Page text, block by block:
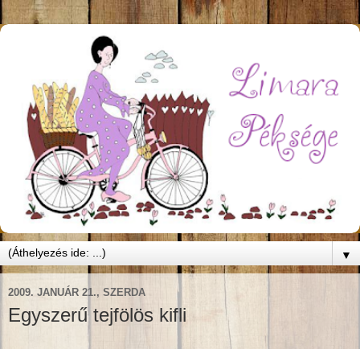
▼
2009. JANUÁR 21., SZERDA
Egyszerű tejfölös kifli